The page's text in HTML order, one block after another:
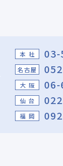
本 社
名古屋
大 阪
仙 台
福 岡